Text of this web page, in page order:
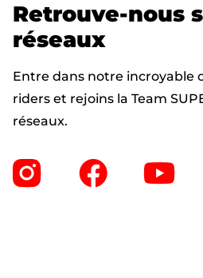
Retrouve-nous
réseaux
Entre dans notre incroyable
riders et rejoins la Team
réseaux.